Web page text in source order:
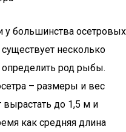
у большинства осетровых
несколько
род рыбы.
– размеры и вес
до 1,5 м и
как средняя длина